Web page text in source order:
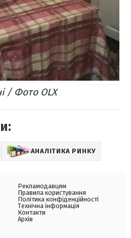
/ Фото OLX
АНАЛІТИКА РИНКУ
Рекламодавцям
Правила користування
Політика конфіденційності
Технічна інформація
Контакти
Архів